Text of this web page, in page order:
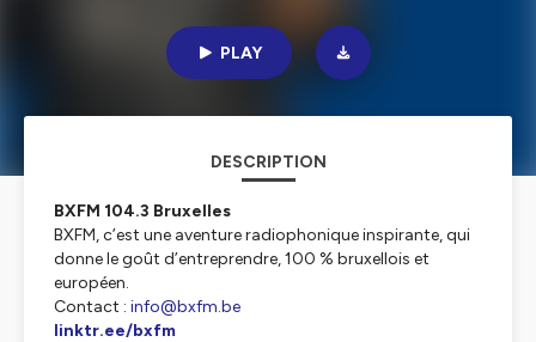
PLAY
DESCRIPTION
BXFM 104.3 Bruxelles
BXFM, c’est une aventure radiophonique inspirante, qui
donne le goût d’entreprendre, 100 % bruxellois et
européen.
Contact : info@bxfm.be
linktr.ee/bxfm